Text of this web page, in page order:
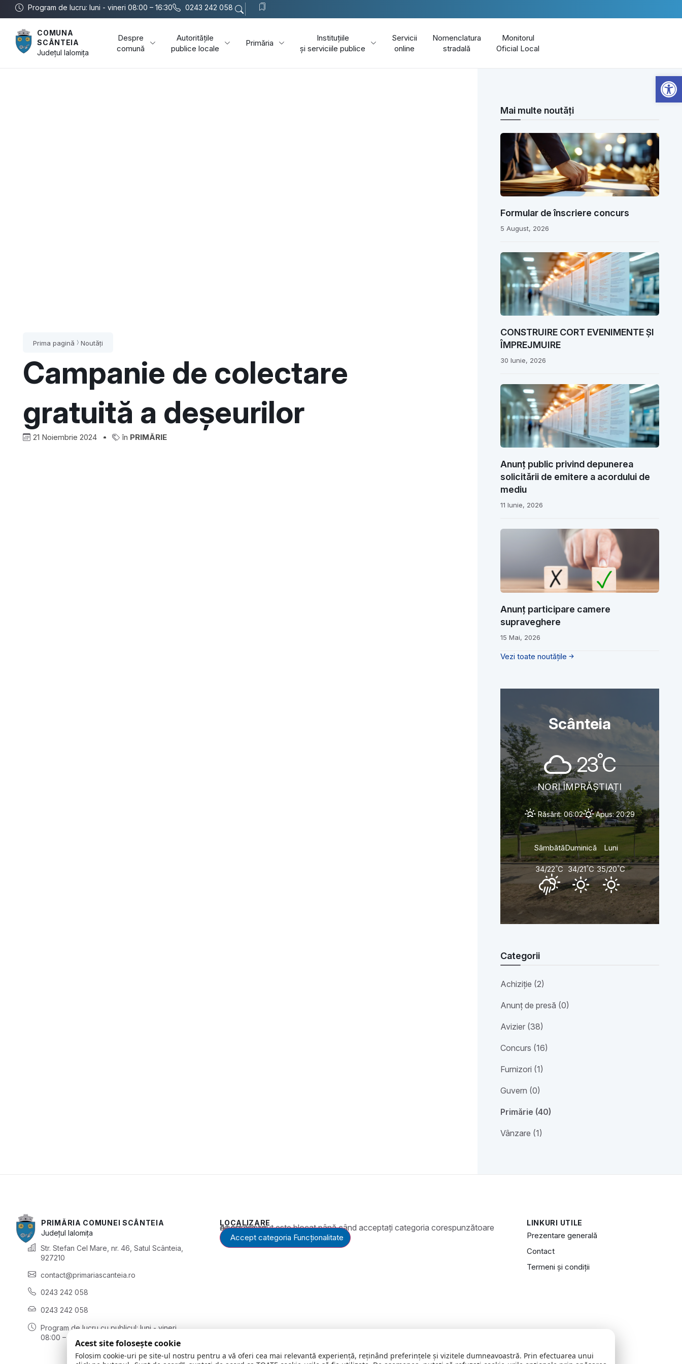
Program de lucru: luni - vineri 08:00 – 16:30 0243 242 058
COMUNA
SCÂNTEIA
JudețulIalomița
Despre
comună
Autoritățile
publice locale
Primăria
Instituțiile
și serviciile publice
Servicii
online
Nomenclatura
stradală
Monitorul
Oficial Local
Prima pagină Noutăți
Campanie de colectare
gratuită a deșeurilor
21 Noiembrie 2024 în PRIMĂRIE
Mai multe noutăți
Formular de înscriere concurs
5 August, 2026
CONSTRUIRE CORT EVENIMENTE ȘI
ÎMPREJMUIRE
30 Iunie, 2026
Anunț public privind depunerea
solicitării de emitere a acordului de
mediu
11 Iunie, 2026
Anunț participare camere
supraveghere
15 Mai, 2026
Vezi toate noutățile
Scânteia
23°C
NORI ÎMPRĂȘTIAȚI
Răsărit: 06:02 Apus: 20:29
Sâmbătă
34/22°C
Duminică
34/21°C
Luni
35/20°C
Categorii
Achiziție (2)
Anunț de presă (0)
Avizier (38)
Concurs (16)
Furnizori (1)
Guvern (0)
Primărie (40)
Vânzare (1)
PRIMĂRIA COMUNEI SCÂNTEIA
JudețulIalomița
Str. Stefan Cel Mare, nr. 46, Satul Scânteia,
927210
contact@primariascanteia.ro
0243 242 058
0243 242 058
Program de lucru cu publicul: luni - vineri
08:00 – 16:30
LOCALIZARE
Acest conținut este blocat până când acceptați categoria corespunzătoare de cookie-uri.
Accept categoria Funcționalitate
LINKURI UTILE
Prezentare generală
Contact
Termeni și condiții
Acest site folosește cookie
Folosim cookie-uri pe site-ul nostru pentru a vă oferi cea mai relevantă experiență, reținând preferințele și vizitele dumneavoastră. Prin efectuarea unui